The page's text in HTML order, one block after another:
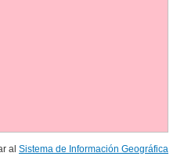
al Sistema de Información Geográfica